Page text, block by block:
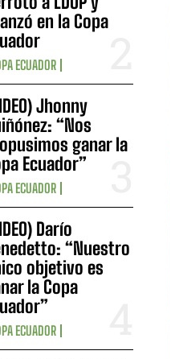
en la Copa
ECUADOR
Jhonny
“Nos
ganar la
Ecuador”
ECUADOR
Darío
“Nuestro
objetivo es
la Copa
ECUADOR